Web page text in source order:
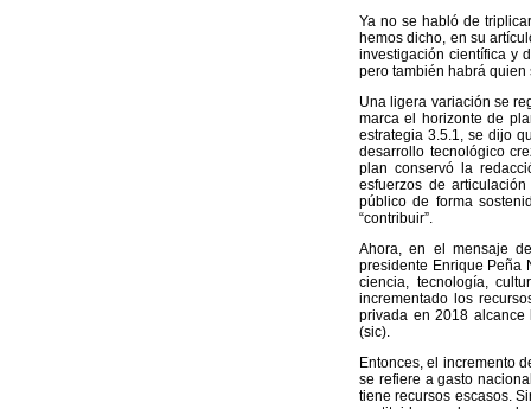
Ya no se habló de
hemos dicho, en su
investigación científica y
pero también habrá
Una ligera variación se
marca el horizonte de
estrategia 3.5.1, se dijo
desarrollo tecnológico
plan conservó la
esfuerzos de
público de forma
“contribuir”.
Ahora, en el mensaje
presidente Enrique Peña
ciencia, tecnología,
incrementado los
privada en 2018 alcance
(sic).
Entonces, el incremento
se refiere a gasto
tiene recursos escasos.